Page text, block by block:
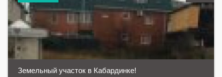
Земельный участок в Кабардинке!